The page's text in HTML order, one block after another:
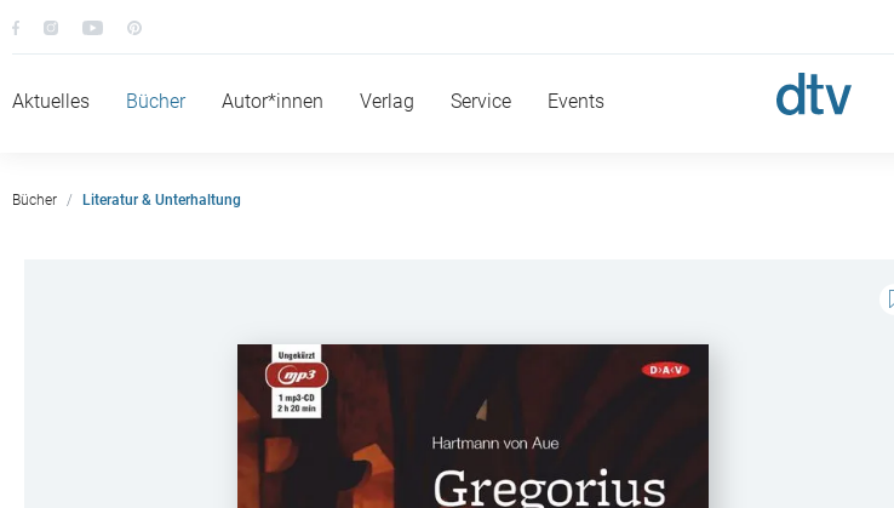
Aktuelles Bücher Autor*innen Verlag Service Events
Bücher Literatur & Unterhaltung